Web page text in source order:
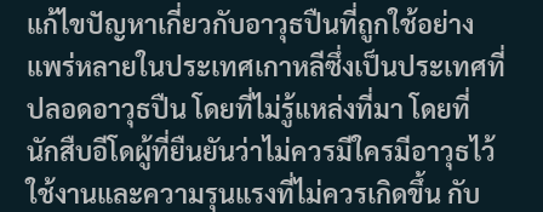
แก้ไขปัญหาเกี่ยวกับอาวุธปืนที่ถูกใช้อย่าง
แพร่หลายในประเทศเกาหลีซึ่งเป็นประเทศที่
ปลอดอาวุธปืน โดยที่ไม่รู้แหล่งที่มา โดยที่
นักสืบอีโดผู้ที่ยืนยันว่าไม่ควรมีใครมีอาวุธไว้
ใช้งานและความรุนแรงที่ไม่ควรเกิดขึ้น กับ